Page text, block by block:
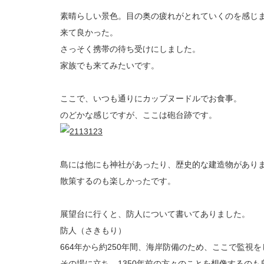
素晴らしい景色。目の奥の疲れがとれていくのを感じま
来て良かった。
さっそく携帯の待ち受けにしました。
家族でも来てみたいです。
ここで、いつも通りにカップヌードルでお食事。
のどかな感じですが、ここは砲台跡です。
島には他にも神社があったり、歴史的な建造物がありま
散策するのも楽しかったです。
展望台に行くと、防人について書いてありました。
防人（さきもり）
664年から約250年間、海岸防備のため、ここで監視を